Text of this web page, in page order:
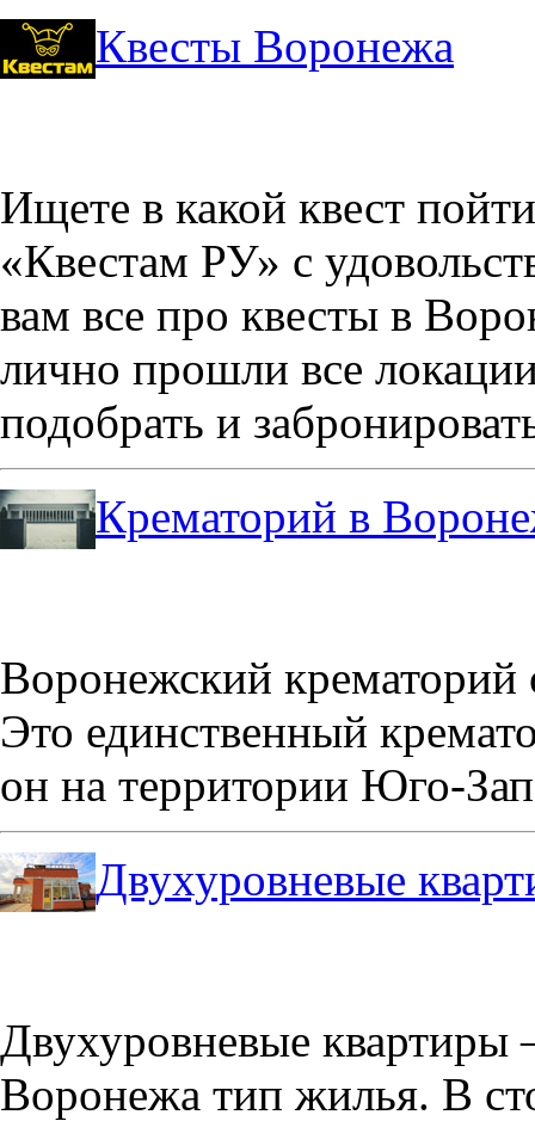
Квесты Воронежа
Ищете в какой квест
«Квестам РУ» с
вам все про квесты в
лично прошли все
подобрать и
Крематорий в
Воронежский крематорий
Это единственный
он на территории Юго-
Двухуровневые
Двухуровневые квартиры
Воронежа тип жилья. В